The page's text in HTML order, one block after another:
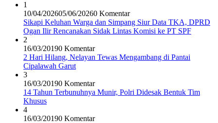
1
10/04/202605/06/20260 Komentar
Sikapi Keluhan Warga dan Simpang Siur Data TKA, DPRD
Ogan Ilir Rencanakan Sidak Lintas Komisi ke PT SPF
2
16/03/20190 Komentar
2 Hari Hilang, Nelayan Tewas Mengambang di Pantai
Cipalawah Garut
3
16/03/20190 Komentar
14 Tahun Terbunuhnya Munir, Polri Didesak Bentuk Tim
Khusus
4
16/03/20190 Komentar